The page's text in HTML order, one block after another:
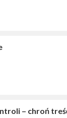
– chroń